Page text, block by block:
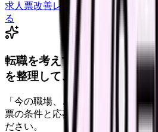
求人票改善レビューの見積もりを依
る
転職を考えている看護師さん
を整理して、求人を見比べら
「今の職場、このままでいいのか
票の条件と応募前に確認したい不
ださい。